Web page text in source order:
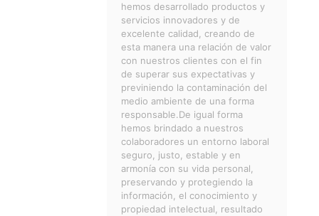
hemos desarrollado productos y
servicios innovadores y de
excelente calidad, creando de
esta manera una relación de valor
con nuestros clientes con el fin
de superar sus expectativas y
previniendo la contaminación del
medio ambiente de una forma
responsable.De igual forma
hemos brindado a nuestros
colaboradores un entorno laboral
seguro, justo, estable y en
armonía con su vida personal,
preservando y protegiendo la
información, el conocimiento y
propiedad intelectual, resultado